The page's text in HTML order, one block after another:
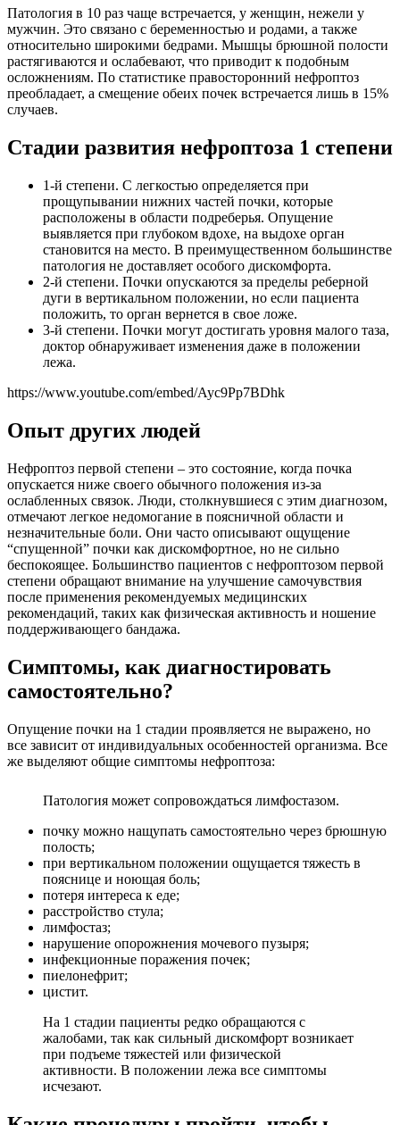
Патология в 10 раз чаще встречается, у женщин, нежели у
мужчин. Это связано с беременностью и родами, а также
относительно широкими бедрами. Мышцы брюшной полости
растягиваются и ослабевают, что приводит к подобным
осложнениям. По статистике правосторонний нефроптоз
преобладает, а смещение обеих почек встречается лишь в 15%
случаев.
Стадии развития нефроптоза 1 степени
1-й степени. С легкостью определяется при
прощупывании нижних частей почки, которые
расположены в области подреберья. Опущение
выявляется при глубоком вдохе, на выдохе орган
становится на место. В преимущественном большинстве
патология не доставляет особого дискомфорта.
2-й степени. Почки опускаются за пределы реберной
дуги в вертикальном положении, но если пациента
положить, то орган вернется в свое ложе.
3-й степени. Почки могут достигать уровня малого таза,
доктор обнаруживает изменения даже в положении
лежа.
https://www.youtube.com/embed/Ayc9Pp7BDhk
Опыт других людей
Нефроптоз первой степени – это состояние, когда почка
опускается ниже своего обычного положения из-за
ослабленных связок. Люди, столкнувшиеся с этим диагнозом,
отмечают легкое недомогание в поясничной области и
незначительные боли. Они часто описывают ощущение
“спущенной” почки как дискомфортное, но не сильно
беспокоящее. Большинство пациентов с нефроптозом первой
степени обращают внимание на улучшение самочувствия
после применения рекомендуемых медицинских
рекомендаций, таких как физическая активность и ношение
поддерживающего бандажа.
Симптомы, как диагностировать
самостоятельно?
Опущение почки на 1 стадии проявляется не выражено, но
все зависит от индивидуальных особенностей организма. Все
же выделяют общие симптомы нефроптоза:
Патология может сопровождаться лимфостазом.
почку можно нащупать самостоятельно через брюшную
полость;
при вертикальном положении ощущается тяжесть в
пояснице и ноющая боль;
потеря интереса к еде;
расстройство стула;
лимфостаз;
нарушение опорожнения мочевого пузыря;
инфекционные поражения почек;
пиелонефрит;
цистит.
На 1 стадии пациенты редко обращаются с
жалобами, так как сильный дискомфорт возникает
при подъеме тяжестей или физической
активности. В положении лежа все симптомы
исчезают.